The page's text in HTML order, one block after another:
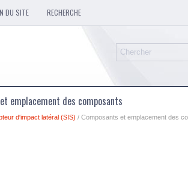
DU SITE RECHERCHE
emplacement des composants
d′impact latéral (SIS) / Composants et emplacement des